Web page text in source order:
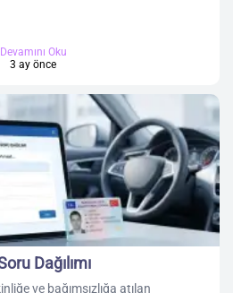
Devamını Oku
3 ay önce
Dağılımı
ve bağımsızlığa atılan